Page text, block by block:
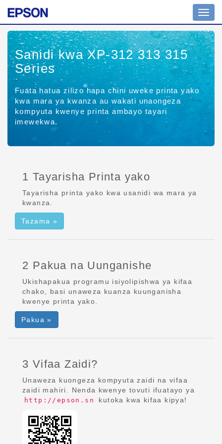
wa
tuglu
Sanidi kwa XP-312 313 315
Series
Fuata hatua zilizo hapa chini uweke printa yako
kwa mara ya kwanza au wakati unaongeza
kompyuta kwenye printa ambayo tayari
imewekwa.
1 Tayarisha Printa yako
Tayarisha printa yako kwa usanidi wa mara ya
kwanza.
Tazama »
2 Pakua na Uunganishe
Ukishapakua programu isiyolipishwa ya kifaa
chako, basi unaweza kuanza kuunganisha
kwenye printa yako.
Pakua »
3 Vifaa Zaidi?
Unaweza kuongeza kompyuta zaidi na vifaa
zaidi mahiri. Nenda kwenye tovuti ifuatayo ya
http://epson.sn kutoka kwa kifaa kipya!